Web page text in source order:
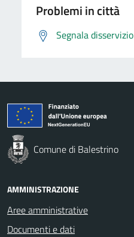
Problemi in città
Segnala disservizio
Comune di Balestrino
AMMINISTRAZIONE
Aree amministrative
Documenti e dati